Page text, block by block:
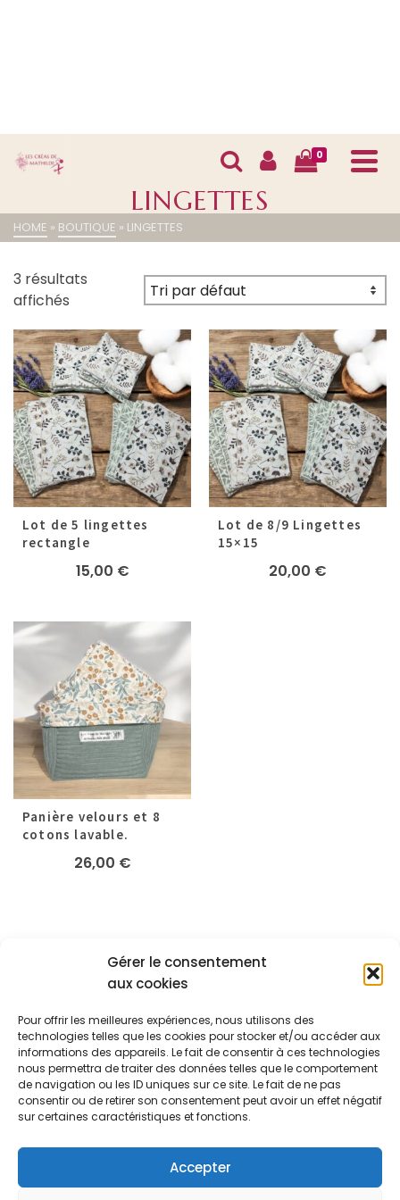
Gérer le consentement
aux cookies
Pour offrir les meilleures expériences, nous utilisons des
technologies telles que les cookies pour stocker et/ou accéder aux
informations des appareils. Le fait de consentir à ces technologies
nous permettra de traiter des données telles que le comportement
de navigation ou les ID uniques sur ce site. Le fait de ne pas
consentir ou de retirer son consentement peut avoir un effet négatif
sur certaines caractéristiques et fonctions.
Accepter
0
LINGETTES
HOME » BOUTIQUE » LINGETTES
3 résultats
affichés
Lot de 5 lingettes
rectangle
15,00 €
Lot de 8/9 Lingettes
15×15
20,00 €
Panière velours et 8
cotons lavable.
26,00 €
Les créas de Mathilde
24 Route NationaleMaureillas-Las-Illas 66480
+33.6.07.29.70.73
SUIVEZ-NOUS